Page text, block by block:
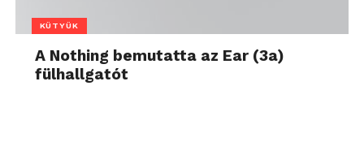
KÜTYÜK
A Nothing bemutatta az Ear (3a)
fülhallgatót